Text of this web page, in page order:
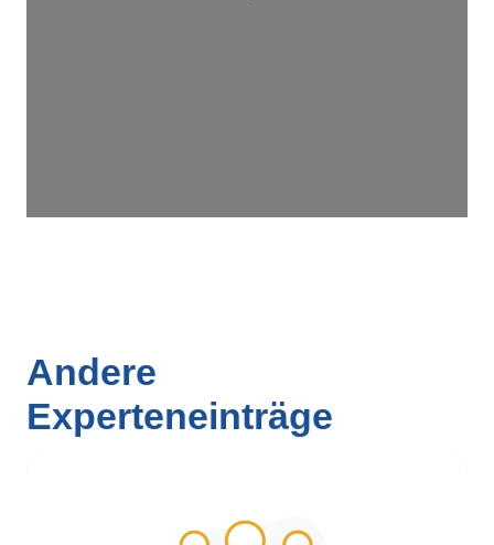
Andere
Experteneinträge